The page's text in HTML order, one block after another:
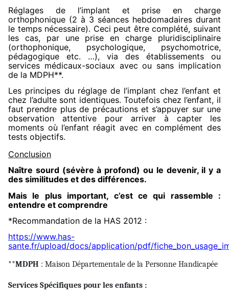
Réglages de l’implant et prise en charge
orthophonique (2 à 3 séances hebdomadaires durant
le temps nécessaire). Ceci peut être complété, suivant
les cas, par une prise en charge pluridisciplinaire
(orthophonique, psychologique, psychomotrice,
pédagogique etc. …), via des établissements ou
services médicaux-sociaux avec ou sans implication
de la MDPH**.
Les principes du réglage de l’implant chez l’enfant et
chez l’adulte sont identiques. Toutefois chez l’enfant, il
faut prendre plus de précautions et s’appuyer sur une
observation attentive pour arriver à capter les
moments où l’enfant réagit avec en complément des
tests objectifs.
Conclusion
Naître sourd (sévère à profond) ou le devenir, il y a
des similitudes et des différences.
Mais le plus important, c’est ce qui rassemble :
entendre et comprendre
*Recommandation de la HAS 2012 :
https://www.has-
sante.fr/upload/docs/application/pdf/
**MDPH : Maison Départementale de la Personne Handicapée
Services Spécifiques pour les enfants :